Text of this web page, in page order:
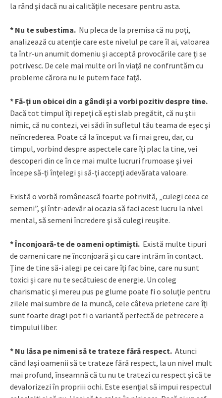
la rând şi dacă nu ai calităţile necesare pentru asta.
* Nu te subestima. Nu pleca de la premisa că nu poţi,
analizează cu atenţie care este nivelul pe care îl ai, valoarea
ta într-un anumit domeniu şi acceptă provocările care ţi se
potrivesc. De cele mai multe ori în viaţă ne confruntăm cu
probleme cărora nu le putem face faţă.
* Fă-ţi un obicei din a gândi şi a vorbi pozitiv despre tine.
Dacă tot timpul îţi repeţi că eşti slab pregătit, că nu ştii
nimic, că nu contezi, vei sădi în sufletul tău teama de eşec şi
neîncrederea. Poate că la început va fi mai greu, dar, cu
timpul, vorbind despre aspectele care îţi plac la tine, vei
descoperi din ce în ce mai multe lucruri frumoase şi vei
începe să-ţi înţelegi şi să-ţi accepţi adevărata valoare.
Există o vorbă românească foarte potrivită, „culegi ceea ce
semeni”, şi într-adevăr ai ocazia să faci acest lucru la nivel
mental, să semeni încredere şi să culegi reuşite.
* Înconjoară-te de oameni optimişti. Există multe tipuri
de oameni care ne înconjoară şi cu care intrăm în contact.
Ţine de tine să-i alegi pe cei care îţi fac bine, care nu sunt
toxici şi care nu te secătuiesc de energie. Un coleg
charismatic şi mereu pus pe glume poate fi o soluţie pentru
zilele mai sumbre de la muncă, cele câteva prietene care îţi
sunt foarte dragi pot fi o variantă perfectă de petrecere a
timpului liber.
* Nu lăsa pe nimeni să te trateze fără respect. Atunci
când laşi oamenii să te trateze fără respect, la un nivel mult
mai profund, înseamnă că tu nu te tratezi cu respect şi că te
devalorizezi în propriii ochi. Este esenţial să impui respectul